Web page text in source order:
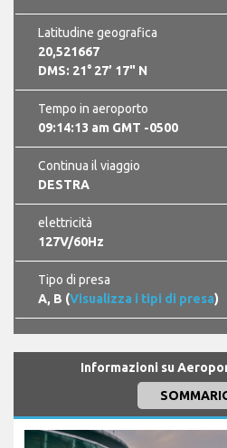
Latitudine geografica
20,521667
DMS: 21° 27’ 17" N
Tempo in aeroporto
09:14:15 am GMT -0500
Continua il viaggio
DESTRA
elettricità
127V/60Hz
Tipo di presa
A, B (Visualizza i tipi di presa)
Informazioni su